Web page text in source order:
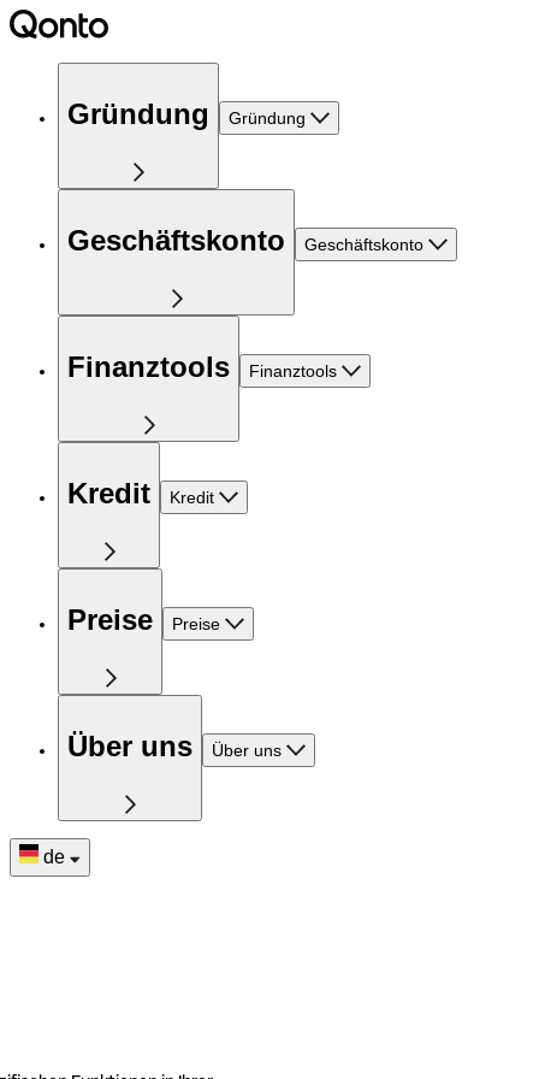
Gründung Gründung
Geschäftskonto Geschäftskonto
Finanztools Finanztools
Kredit Kredit
Preise Preise
Über uns Über uns
de